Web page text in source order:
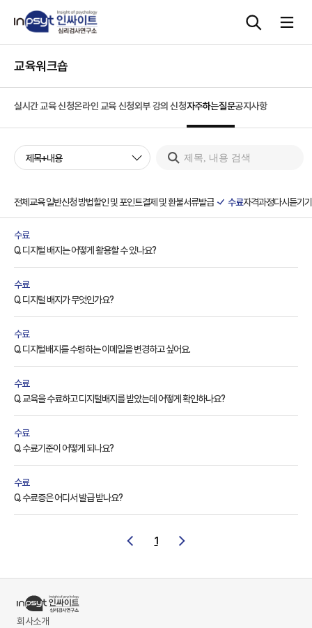
상담도구
교육 워크숍
단체검사
교육워크숍
실시간 교육 신청온라인 교육 신청외부 강의 신청자주하는질문공지사항
제목+내용
전체교육 일반신청 방법할인 및 포인트결제 및 환불서류발급 수료자격과정다시듣기
수료
Q. 디지털 배지는 어떻게 활용할 수 있나요?
수료
Q. 디지털 배지가 무엇인가요?
수료
Q. 디지털배지를 수령하는 이메일을 변경하고 싶어요.
수료
Q. 교육을 수료하고 디지털배지를 받았는데 어떻게 확인하나요?
수료
Q. 수료기준이 어떻게 되나요?
수료
Q. 수료증은 어디서 발급 받나요?
1
회사소개